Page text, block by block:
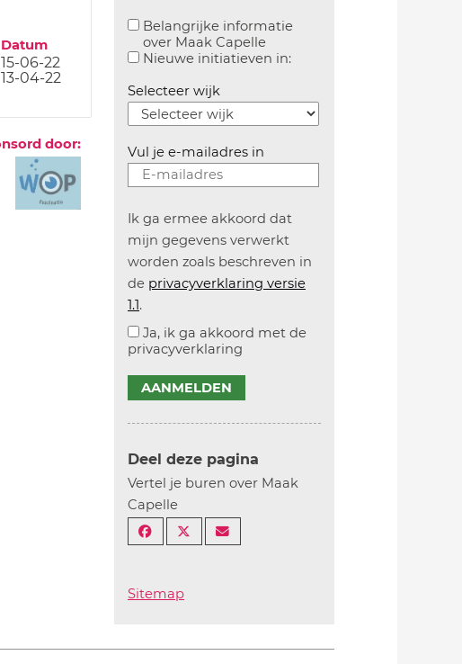
Datum
15-06-22
13-04-22
door:
Belangrijke informatie
over Maak Capelle
Aanvinken om belangrijke informatie over
Nieuwe initiatieven in:Aanvinken om
Selecteer wijk
Vul je e-mailadres in
Ik ga ermee akkoord dat
mijn gegevens verwerkt
worden zoals beschreven in
de privacyverklaring versie
1.1.
Ja, ik ga akkoord met de
privacyverklaring
AANMELDEN
Deel deze pagina
Vertel je buren over Maak
Capelle
Sitemap